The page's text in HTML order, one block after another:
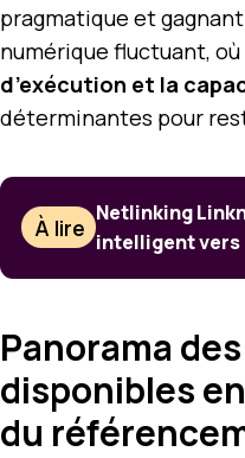
pragmatique et
numérique fluctuant, où
d’exécution et la
déterminantes pour
À lire
Netlinking
intelligent vers
Panorama
disponibles
du